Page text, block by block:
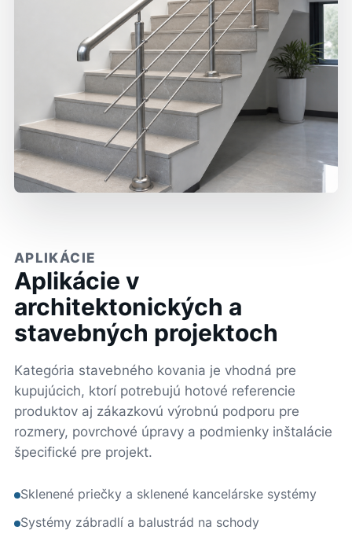
APLIKÁCIE
Aplikácie v
architektonických a
stavebných projektoch
Kategória stavebného kovania je vhodná pre
kupujúcich, ktorí potrebujú hotové referencie
produktov aj zákazkovú výrobnú podporu pre
rozmery, povrchové úpravy a podmienky inštalácie
špecifické pre projekt.
Sklenené priečky a sklenené kancelárske systémy
Systémy zábradlí a balustrád na schody